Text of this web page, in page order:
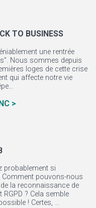
TO BUSINESS
une rentrée
Nous sommes depuis
loges de cette crise
qui affecte notre vie
>
probablement si
Comment pouvons-nous
la reconnaissance de
? Cela semble
! Certes, ...